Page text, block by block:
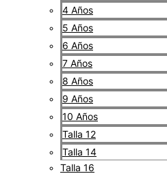
4 Años
5 Años
6 Años
7 Años
8 Años
9 Años
10 Años
Talla 12
Talla 14
Talla 16